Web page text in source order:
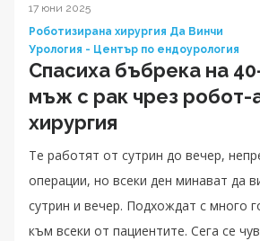
17 юни 2025
Роботизирана хирургия Да Винчи
Урология - Център по ендоурология
Спасиха бъбрека на
мъж с рак чрез робот-
хирургия
Те работят от сутрин до вечер,
операции, но всеки ден минават да
сутрин и вечер. Подхождат с много
към всеки от пациентите. Сега се